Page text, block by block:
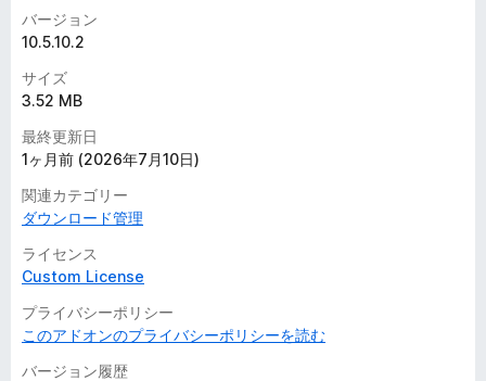
バージョン
10.5.10.2
サイズ
3.52 MB
最終更新日
1ヶ月前 (2026年7月10日)
関連カテゴリー
ダウンロード管理
ライセンス
Custom License
プライバシーポリシー
このアドオンのプライバシーポリシーを読む
バージョン履歴